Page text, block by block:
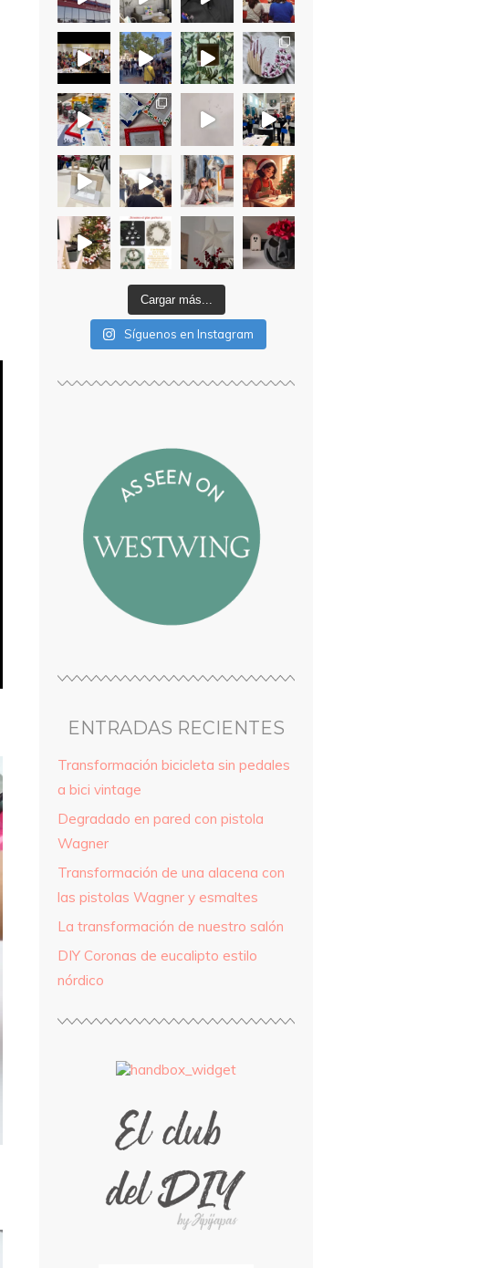
Cargar más...
Síguenos en Instagram
ENTRADAS RECIENTES
Transformación bicicleta sin pedales
a bici vintage
Degradado en pared con pistola
Wagner
Transformación de una alacena con
las pistolas Wagner y esmaltes
La transformación de nuestro salón
DIY Coronas de eucalipto estilo
nórdico